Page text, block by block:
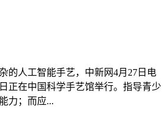
的人工智能手艺，中新网4月27日电
正在中国科学手艺馆举行。指导青少
力；而应...